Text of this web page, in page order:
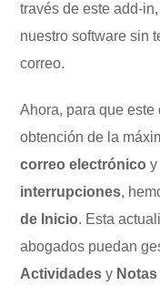
través de este add-
nuestro software sin
correo.
Ahora, para que
obtención de la
correo electrónico y
interrupciones,
de Inicio. Esta
abogados puedan
Actividades y